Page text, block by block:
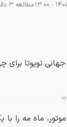
مطالعه 3 دقیقه
تویوتا برای
موتور، ماه مه